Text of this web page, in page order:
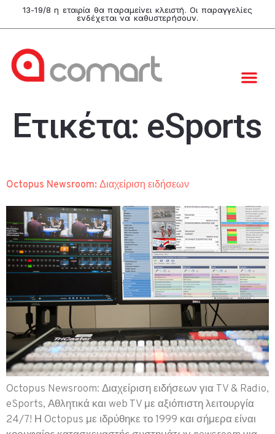
13-19/8 η εταιρία θα παραμείνει κλειστή. Οι παραγγελίες
ενδέχεται να καθυστερήσουν.
Ετικέτα: eSports
Octopus Newsroom: Διαχείριση ειδήσεων
Octopus Newsroom: Διαχείριση ειδήσεων για TV & Radio,
eSports, Αθλητικά και web TV με αξιόπιστη λειτουργία
24/7! Η Octopus με ιδρύθηκε το 1999 και σήμερα είναι